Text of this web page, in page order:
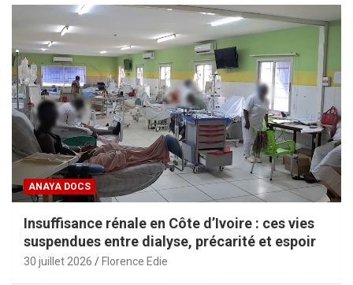
ANAYA DOCS
Insuffisance rénale en Côte d’Ivoire : ces vies
suspendues entre dialyse, précarité et espoir
30 juillet 2026 Florence Edie